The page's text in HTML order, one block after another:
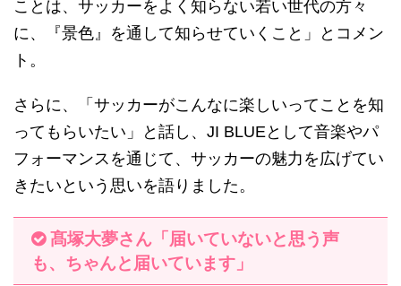
ことは、サッカーをよく知らない若い世代の方々
に、『景色』を通して知らせていくこと」とコメン
ト。
さらに、「サッカーがこんなに楽しいってことを知
ってもらいたい」と話し、JI BLUEとして音楽やパ
フォーマンスを通じて、サッカーの魅力を広げてい
きたいという思いを語りました。
髙塚大夢さん「届いていないと思う声
も、ちゃんと届いています」